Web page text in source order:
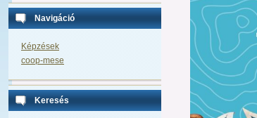
Navigáció
Képzések
coop-mese
Keresés